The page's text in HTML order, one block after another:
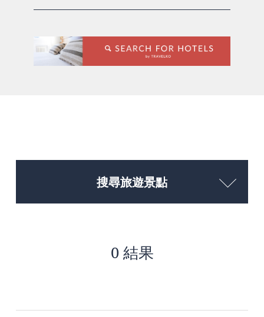
搜尋旅遊景點
0 結果